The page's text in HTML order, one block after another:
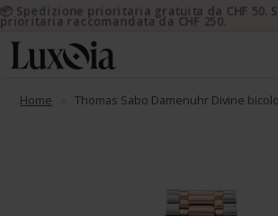
Home Thomas Sabo Damenuhr Divine
📦 Spedizione prioritaria gratuita da CHF 50.
prioritaria raccomandata da CHF 250.